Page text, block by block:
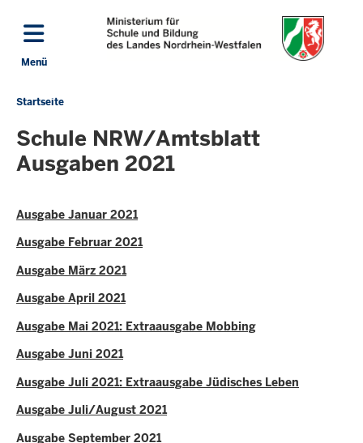
Direkt zum Inhalt
Menü
Sie
sich
hier
Startseite
Schule NRW/Amtsblatt
Ausgaben 2021
Ausgabe Januar 2021
Ausgabe Februar 2021
Ausgabe März 2021
Ausgabe April 2021
Ausgabe Mai 2021: Extraausgabe Mobbing
Ausgabe Juni 2021
Ausgabe Juli 2021: Extraausgabe Jüdisches Leben
Ausgabe Juli/August 2021
Ausgabe September 2021